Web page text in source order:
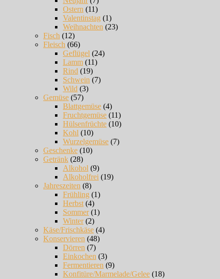
Ostern (11)
Valentinstag (1)
Weihnachten (23)
Fisch (12)
Fleisch (66)
Geflügel (24)
Lamm (11)
Rind (19)
Schwein (7)
Wild (3)
Gemüse (57)
Blattgemüse (4)
Fruchtgemüse (11)
Hülsenfrüchte (10)
Kohl (10)
Wurzelgemüse (7)
Geschenke (10)
Getränk (28)
Alkohol (9)
Alkoholfrei (19)
Jahreszeiten (8)
Frühling (1)
Herbst (4)
Sommer(1)
Winter(2)
Käse/Frischkäse (4)
Konservieren (48)
Dörren (7)
Einkochen (3)
Fermentieren (9)
Konfitüre/Marmelade/Gelee (18)